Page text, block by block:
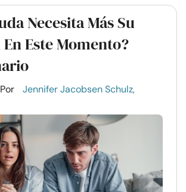
Necesita Más Su
Este Momento?
Jennifer Jacobsen Schulz,